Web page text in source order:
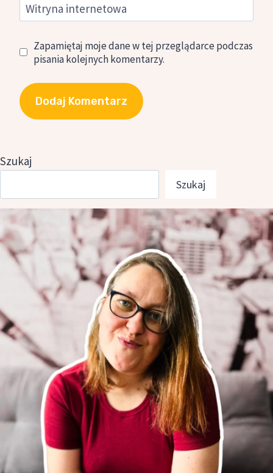
Witryna internetowa
Zapamiętaj moje dane w tej przeglądarce podczas
pisania kolejnych komentarzy.
Szukaj
Szukaj